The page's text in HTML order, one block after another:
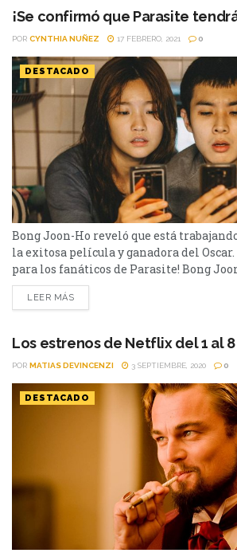
de algo...
¡Se confirmó que Parasite
POR CYNTHIA NUÑEZ 17 FEBRERO, 2021 0
DESTACADO
Bong Joon-Ho reveló que está
la exitosa película y ganadora del Oscar.
para los fanáticos de Parasite! Bong
película, confirmó que está trabajando en
historia. Dicha información fue
brindó algunos detalles...
LEER MÁS
Los estrenos de Netflix del 1 al
POR MATIAS DEVINCENZI 3 SEPTIEMBRE, 2020 0
DESTACADO